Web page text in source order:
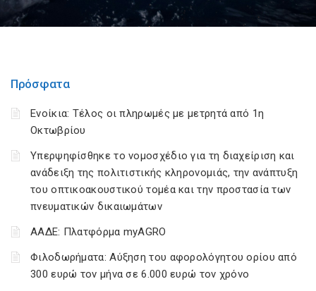
Πρόσφατα
Ενοίκια: Τέλος οι πληρωμές με μετρητά από 1η
Οκτωβρίου
Υπερψηφίσθηκε το νομοσχέδιο για τη διαχείριση και
ανάδειξη της πολιτιστικής κληρονομιάς, την ανάπτυξη
του οπτικοακουστικού τομέα και την προστασία των
πνευματικών δικαιωμάτων
ΑΑΔΕ: Πλατφόρμα myAGRO
Φιλοδωρήματα: Αύξηση του αφορολόγητου ορίου από
300 ευρώ τον μήνα σε 6.000 ευρώ τον χρόνο